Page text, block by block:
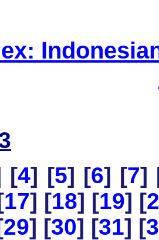
[4] [5] [6] [7]
17] [18] [19] [
29] [30] [31] [